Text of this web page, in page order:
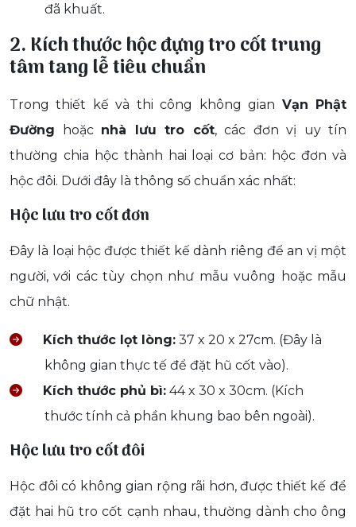
đã khuất.
2. Kích thước hộc đựng tro cốt trung
tâm tang lễ tiêu chuẩn
Trong thiết kế và thi công không gian Vạn Phật
Đường hoặc nhà lưu tro cốt, các đơn vị uy tín
thường chia hộc thành hai loại cơ bản: hộc đơn và
hộc đôi. Dưới đây là thông số chuẩn xác nhất:
Hộc lưu tro cốt đơn
Đây là loại hộc được thiết kế dành riêng để an vị một
người, với các tùy chọn như mẫu vuông hoặc mẫu
chữ nhật.
Kích thước lọt lòng: 37 x 20 x 27cm. (Đây là
không gian thực tế để đặt hũ cốt vào).
Kích thước phủ bì: 44 x 30 x 30cm. (Kích
thước tính cả phần khung bao bên ngoài).
Hộc lưu tro cốt đôi
Hộc đôi có không gian rộng rãi hơn, được thiết kế để
đặt hai hũ tro cốt cạnh nhau, thường dành cho ông